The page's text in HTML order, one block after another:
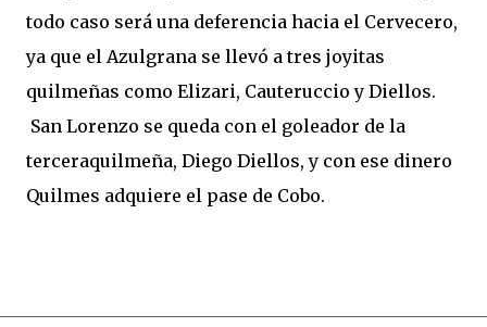
todo caso será una deferencia hacia el Cervecero,
ya que el Azulgrana se llevó a tres joyitas
quilmeñas como Elizari, Cauteruccio y Diellos.
San Lorenzo se queda con el goleador de la
terceraquilmeña, Diego Diellos, y con ese dinero
Quilmes adquiere el pase de Cobo.